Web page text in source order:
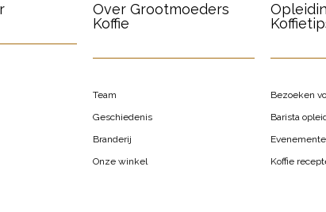
Over Grootmoeders
Koffie
Team
Geschiedenis
Branderij
Onze winkel
Bezoeken
Barista
Koffie